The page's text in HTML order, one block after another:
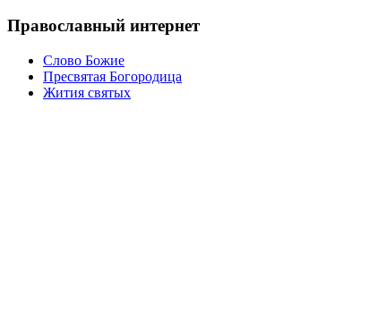
Православный интернет
Слово Божие
Пресвятая Богородица
Жития святых